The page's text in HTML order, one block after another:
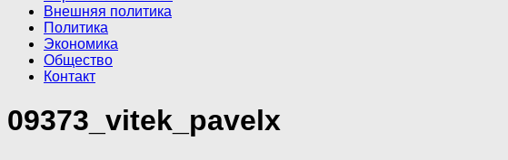
Внешняя политика
Политика
Экономика
Общество
Контакт
09373_vitek_pavelx